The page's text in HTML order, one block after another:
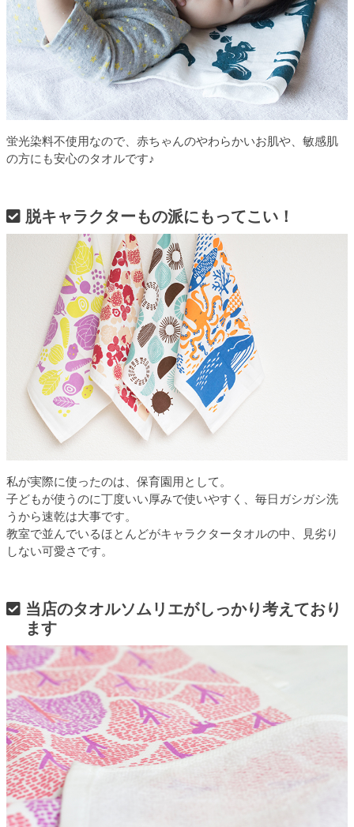
蛍光染料不使用なので、赤ちゃんのやわらかいお肌や、敏感肌
の方にも安心のタオルです♪
脱キャラクターもの派にもってこい！
私が実際に使ったのは、保育園用として。
子どもが使うのに丁度いい厚みで使いやすく、毎日ガシガシ洗
うから速乾は大事です。
教室で並んでいるほとんどがキャラクタータオルの中、見劣り
しない可愛さです。
当店のタオルソムリエがしっかり考えており
ます